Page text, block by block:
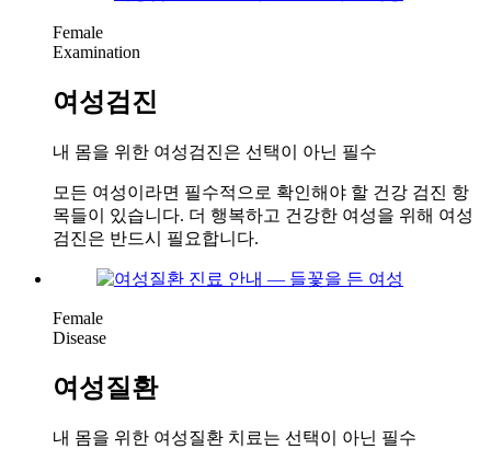
Female
Examination
여성검진
내 몸을 위한 여성검진은 선택이 아닌 필수
모든 여성이라면 필수적으로 확인해야 할 건강 검진 항
목들이 있습니다. 더 행복하고 건강한 여성을 위해 여성
검진은 반드시 필요합니다.
Female
Disease
여성질환
내 몸을 위한 여성질환 치료는 선택이 아닌 필수